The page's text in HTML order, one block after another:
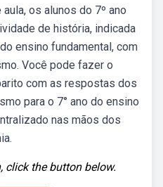
os alunos do 7º ano
de história, indicada
ensino fundamental, com
Você pode fazer o
com as respostas dos
para o 7° ano do ensino
nas mãos dos
click the button below.